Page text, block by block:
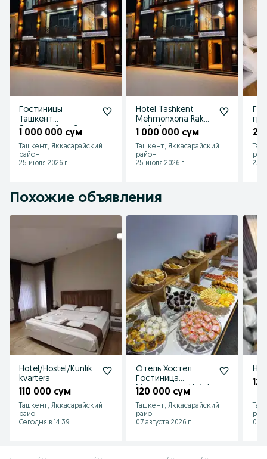
Гостиницы
Ташкент
Яккасарайский
район массив
ракат
1 000 000 сум
Ташкент, Яккасарайский
район
25 июля 2026 г.
Hotel Tashkent
Mehmonxona Rakat
mahalla
1 000 000 сум
Ташкент, Яккасарайский
район
25 июля 2026 г.
25
Похожие объявления
Hotel/Hostel/Kunlik
kvartera
110 000 сум
Ташкент, Яккасарайский
район
Сегодня в 14:39
Отель Хостел
Гостиница
Мехмонхона Hotel
Mexmonxona
120 000 сум
Ташкент, Яккасарайский
район
07 августа 2026 г.
07